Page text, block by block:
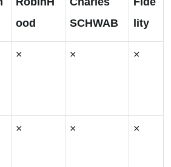
ood
SCHWAB
lity
× × ×
× × ×